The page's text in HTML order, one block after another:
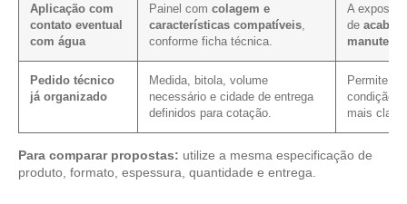
Aplicação com
contato eventual
com água
Painel com colagem e
características compatíveis
conforme ficha técnica.
A
de
Pedido técnico
já organizado
Medida, bitola, volume
necessário e cidade de entrega
definidos para cotação.
Permite
condição
mais
Para comparar propostas: utilize a mesma especificação de
produto, formato, espessura, quantidade e entrega.